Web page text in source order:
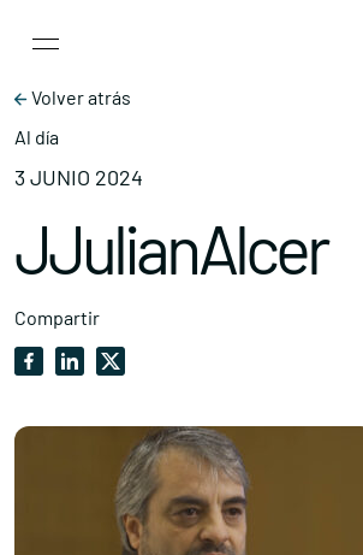
Main Navigation
Volver atrás
Al día
3 JUNIO 2024
JJulianAlcer
Compartir